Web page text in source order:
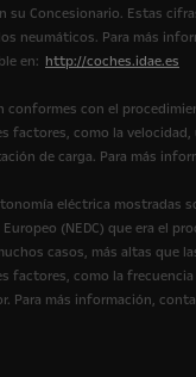
Concesionario. Estas
neumáticos. Para más
en: http://coches.idae.es
con el
factores, como la
de carga. Para más
eléctrica
(NEDC) que era
casos, más altas
factores, como la
Para más información,